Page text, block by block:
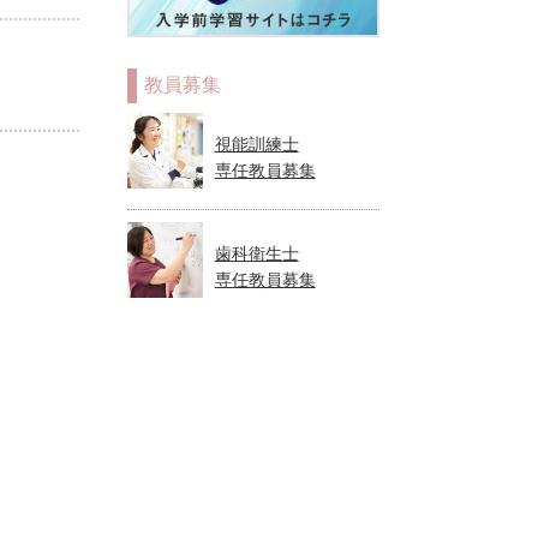
教員募集
視能訓練士
専任教員募集
歯科衛生士
専任教員募集